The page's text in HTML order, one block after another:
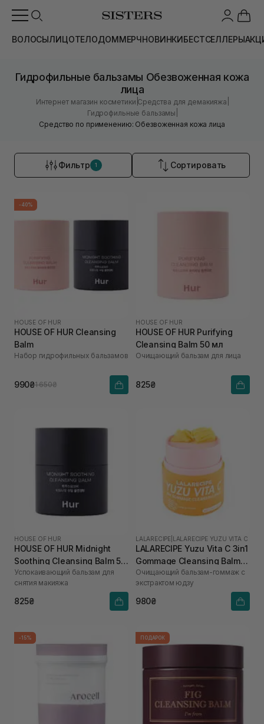
ВОЛОСЫЛИЦОТЕЛОДОММЕРЧНОВИНКИБЕСТСЕЛЛЕРЫ
Гидрофильные бальзамы Обезвоженная кожа
лица
Интернет магазин косметики |Средства для демакияжа
Гидрофильные бальзамы
Средство по применению: Обезвоженная кожа лица
Фильтр 1 Сортировать
-40%
HOUSE OF HUR
HOUSE OF HUR Cleansing
Balm
Набор гидрофильных бальзамов
990₴1 650₴
HOUSE OF HUR
HOUSE OF HUR Purifying
Cleansing Balm 50 мл
Очищающий бальзам для лица
825₴
HOUSE OF HUR
HOUSE OF HUR Midnight
Soothing Cleansing Balm 50
мл
Успокаивающий бальзам для
снятия макияжа
825₴
LALARECIPE LALARECIPE YUZU VITA C
LALARECIPE Yuzu Vita C 3in1
Gommage Cleansing Balm
50 мл
Очищающий бальзам-гоммаж с
экстрактом юдзу
980₴
-15% ПОДАРОК